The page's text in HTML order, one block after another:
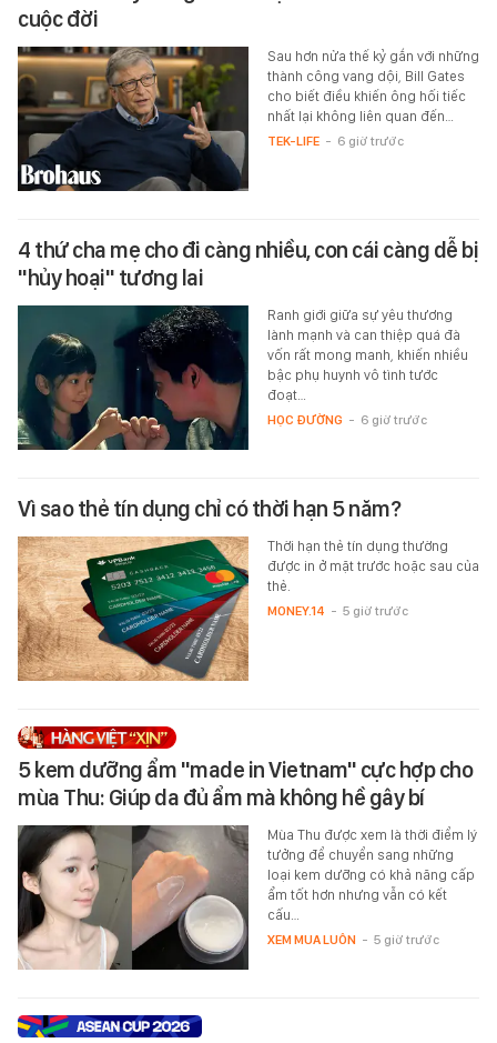
cuộc đời
Sau hơn nửa thế kỷ gắn với những
thành công vang dội, Bill Gates
cho biết điều khiến ông hối tiếc
nhất lại không liên quan đến…
TEK-LIFE - 6 giờ trước
4 thứ cha mẹ cho đi càng nhiều, con cái càng dễ bị
"hủy hoại" tương lai
Ranh giới giữa sự yêu thương
lành mạnh và can thiệp quá đà
vốn rất mong manh, khiến nhiều
bậc phụ huynh vô tình tước
đoạt…
HỌC ĐƯỜNG - 6 giờ trước
Vì sao thẻ tín dụng chỉ có thời hạn 5 năm?
Thời hạn thẻ tín dụng thường
được in ở mặt trước hoặc sau của
thẻ.
MONEY.14 - 5 giờ trước
5 kem dưỡng ẩm "made in Vietnam" cực hợp cho
mùa Thu: Giúp da đủ ẩm mà không hề gây bí
Mùa Thu được xem là thời điểm lý
tưởng để chuyển sang những
loại kem dưỡng có khả năng cấp
ẩm tốt hơn nhưng vẫn có kết
cấu…
XEM MUA LUÔN - 5 giờ trước